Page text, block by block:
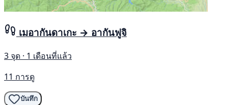
เมอากันดาเกะ → อากันฟูจิ
3 จุด · 1 เดือนที่แล้ว
11 การดู
บันทึก